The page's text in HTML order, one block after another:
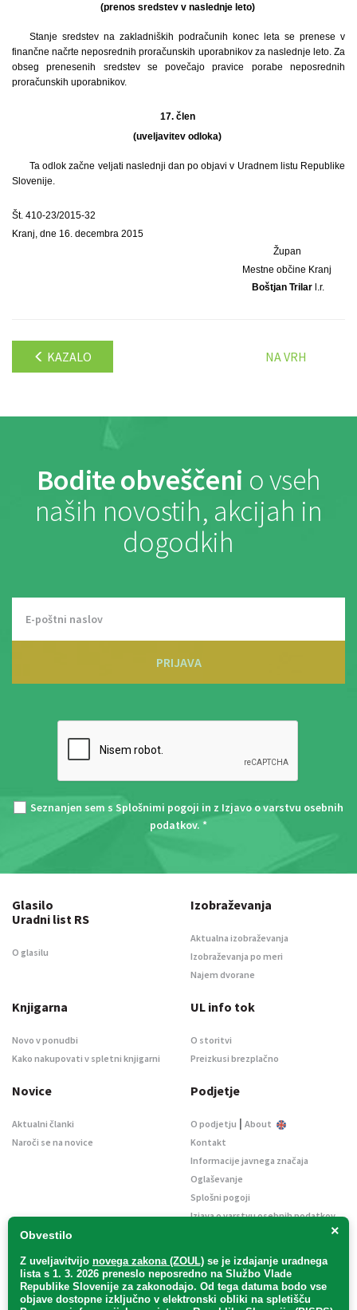
(prenos sredstev v naslednje leto)
Stanje sredstev na zakladniških podračunih konec leta se prenese v
finančne načrte neposrednih proračunskih uporabnikov za naslednje leto. Za
obseg prenesenih sredstev se povečajo pravice porabe neposrednih
proračunskih uporabnikov.
17. člen
(uveljavitev odloka)
Ta odlok začne veljati naslednji dan po objavi v Uradnem listu Republike
Slovenije.
Št. 410-23/2015-32
Kranj, dne 16. decembra 2015
Župan
Mestne občine Kranj
Boštjan Trilar l.r.
KAZALO NA VRH
Bodite obveščeni o vseh
naših novostih, akcijah in
dogodkih
PRIJAVA
Seznanjen sem s Splošnimi pogoji in z Izjavo o varstvu osebnih
podatkov. *
×
Obvestilo
Z uveljavitvijo novega zakona (ZOUL) se je izdajanje uradnega
lista s 1. 3. 2026 preneslo neposredno na Službo Vlade
Republike Slovenije za zakonodajo. Od tega datuma bodo vse
objave dostopne izključno v elektronski obliki na spletišču
Glasilo
Uradni list RS
O glasilu
Izobraževanja
Aktualna izobraževanja
Izobraževanja po meri
Najem dvorane
Knjigarna
Novo v ponudbi
Kako nakupovati v spletni knjigarni
UL info tok
O storitvi
Preizkusi brezplačno
Novice
Aktualni članki
Naroči se na novice
Podjetje
O podjetju | About
Kontakt
Informacije javnega značaja
Oglaševanje
Splošni pogoji
Izjava o varstvu osebnih podatkov